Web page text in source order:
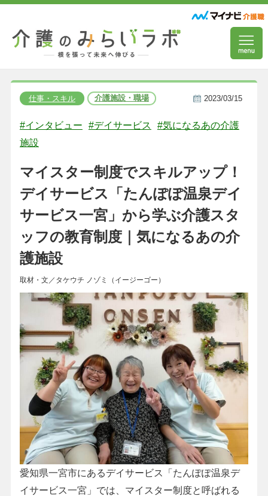
仕事・スキル 介護施設・職場 2023/03/15
#インタビュー #デイサービス
#気になるあの介護
施設
マイスター制度でスキルアップ！
デイサービス「たんぽぽ温泉デイ
サービス一宮」から学ぶ介護スタ
ッフの教育制度｜気になるあの介
護施設
取材・文／タケウチ ノゾミ（イージーゴー）
愛知県一宮市にあるデイサービス「たんぽぽ温泉デ
イサービス一宮」では、マイスター制度と呼ばれる